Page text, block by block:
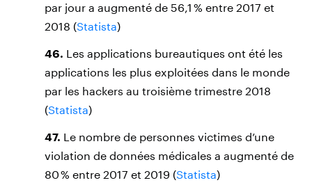
par jour a augmenté de 56,1 % entre 2017 et
2018 (Statista)
46. Les applications bureautiques ont été les
applications les plus exploitées dans le monde
par les hackers au troisième trimestre 2018
(Statista)
47. Le nombre de personnes victimes d’une
violation de données médicales a augmenté de
80 % entre 2017 et 2019 (Statista)